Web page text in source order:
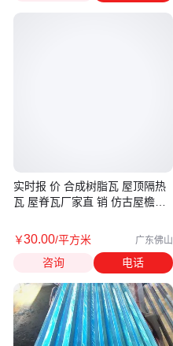
实时报 价 合成树脂瓦 屋顶隔热
瓦 屋脊瓦厂家直 销 仿古屋檐一
￥30.00/平方米 广东佛山
咨询 电话